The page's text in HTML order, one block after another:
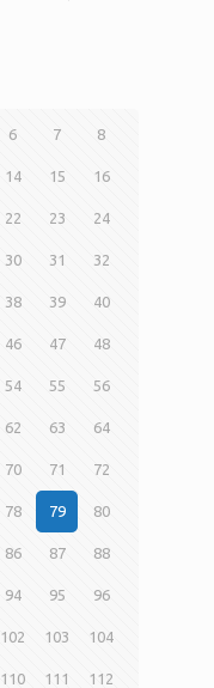
6 7 8
14 15 16
22 23 24
30 31 32
38 39 40
46 47 48
54 55 56
62 63 64
70 71 72
78 79 80
86 87 88
94 95 96
102 103 104
110 111 112